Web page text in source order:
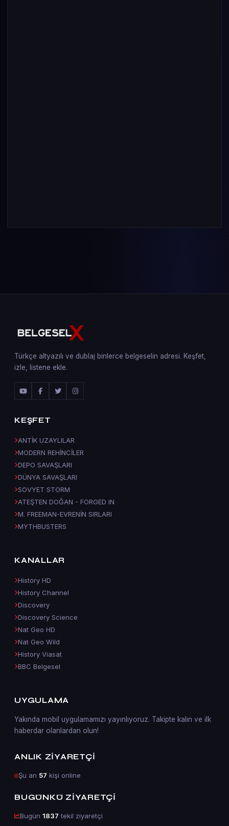
Türkçe altyazılı ve dublaj binlerce belgeselin adresi. Keşfet,
izle, listene ekle.
KEŞFET
ANTİK UZAYLILAR
MODERN REHİNCİLER
DEPO SAVAŞLARI
DÜNYA SAVAŞLARI
SOVYET STORM
ATEŞTEN DOĞAN - FORGED IN
M. FREEMAN-EVRENİN SIRLARI
MYTHBUSTERS
KANALLAR
History HD
History Channel
Discovery
Discovery Science
Nat Geo HD
Nat Geo Wild
History Viasat
BBC Belgesel
UYGULAMA
Yakında mobil uygulamamızı yayınlıyoruz. Takipte kalın ve ilk
haberdar olanlardan olun!
ANLIK ZIYARETÇI
Şu an 57 kişi online
BUGÜNKÜ ZIYARETÇI
Bugün 1837 tekil ziyaretçi